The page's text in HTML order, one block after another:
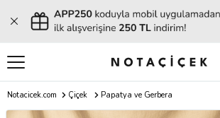
Notacicek.com Çiçek Papatya ve Gerbera